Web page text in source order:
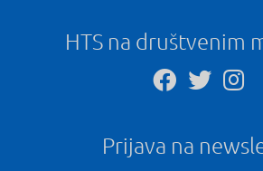
HTS na društvenim
Prijava na